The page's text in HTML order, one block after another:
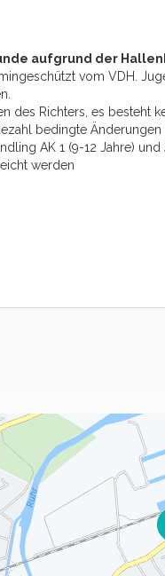
aufgrund der
vom VDH.
des Richters, es besteht
bedingte Änderungen
AK 1 (9-12 Jahre)
werden